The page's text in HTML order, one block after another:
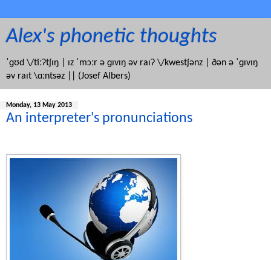
Alex's phonetic thoughts
ˈɡʊd \/tiːʔtʃɪŋ | ɪz ˈmɔːr ə ɡɪvɪŋ əv raɪʔ \/kwestʃənz | ðən ə ˈɡɪvɪŋ
əv raɪt \ɑːntsəz || (Josef Albers)
Monday, 13 May 2013
An interpreter's pronunciations